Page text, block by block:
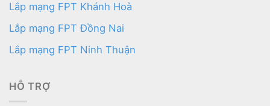
Lắp mạng FPT Khánh Hoà
Lắp mạng FPT Đồng Nai
Lắp mạng FPT Ninh Thuận
HỖ TRỢ